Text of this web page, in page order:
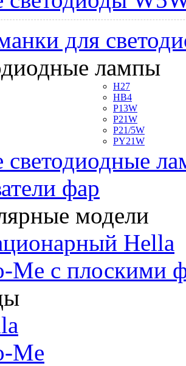
для
лампы
H27
HB4
P13W
P21W
P21/5W
PY21W
светодиодные
фар
модели
Hella
Me с плоскими
Me